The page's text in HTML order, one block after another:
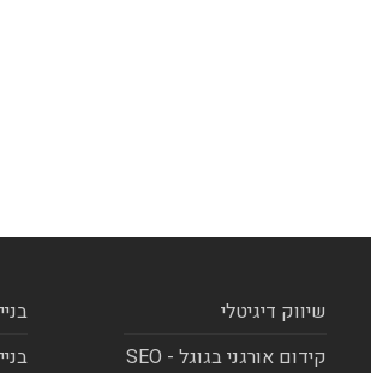
שיווק דיגיטלי
קידום אורגני בגוגל - SEO